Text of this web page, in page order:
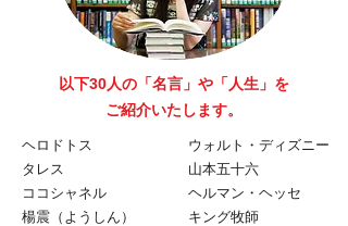
以下30人の「名言」や「人生」を
​ご紹介いたします。
ヘロドトス
タレス
ココシャネル
楊震（ようしん）
ウォルト・ディズニー
山本五十六
ヘルマン・ヘッセ
キング牧師